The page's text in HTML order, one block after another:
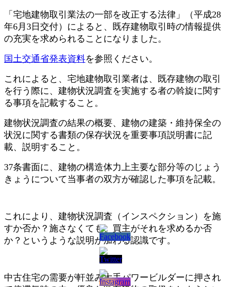
「宅地建物取引業法の一部を改正する法律」（平成28
年6月3日交付）によると、既存建物取引時の情報提供
の充実を求められることになりました。
国土交通省発表資料を参照ください。
これによると、宅地建物取引業者は、既存建物の取引
を行う際に、建物状況調査を実施する者の斡旋に関す
る事項を記載すること。
建物状況調査の結果の概要、建物の建築・維持保全の
状況に関する書類の保存状況を重要事項説明書に記
載、説明すること。
37条書面に、建物の構造体力上主要な部分等のじょう
きょうについて当事者の双方が確認した事項を記載。
これにより、建物状況調査（インスペクション）を施
すか否か？施さなくても、買主がそれを求めるか否
か？というような説明が加わる認識です。
中古住宅の需要が軒並み大手パワービルダーに押され